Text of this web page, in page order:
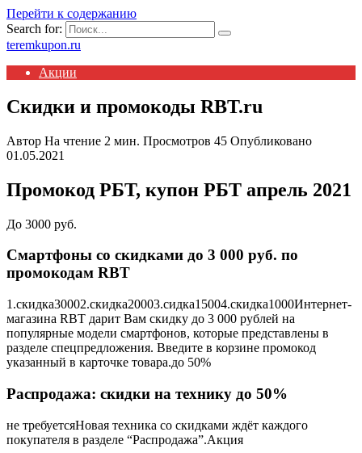
Перейти к содержанию
Search for:
teremkupon.ru
Акции
Скидки и промокоды RBT.ru
Автор На чтение 2 мин. Просмотров 45 Опубликовано
01.05.2021
Промокод РБТ, купон РБТ апрель 2021
До 3000 руб.
Смартфоны со скидками до 3 000 руб. по
промокодам RBT
1.скидка30002.скидка20003.сидка15004.скидка1000Интернет-
магазина RBT дарит Вам скидку до 3 000 рублей на
популярные модели смартфонов, которые представлены в
разделе спецпредложения. Введите в корзине промокод
указанный в карточке товара.до 50%
Распродажа: скидки на технику до 50%
не требуетсяНовая техника со скидками ждёт каждого
покупателя в разделе “Распродажа”.Акция